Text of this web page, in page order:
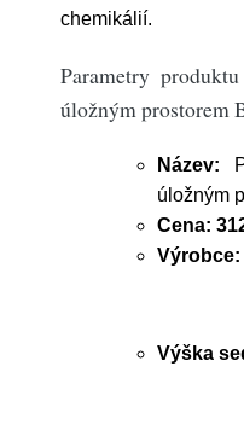
chemikálií.
Parametry
úložným prostorem
Název:
úložným
Cena:
Výrobce:
Výška